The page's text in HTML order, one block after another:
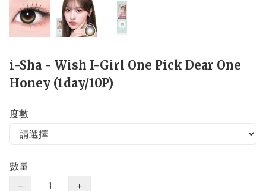
i-Sha - Wish I-Girl One Pick Dear One
Honey (1day/10P)
度數
數量
−
+